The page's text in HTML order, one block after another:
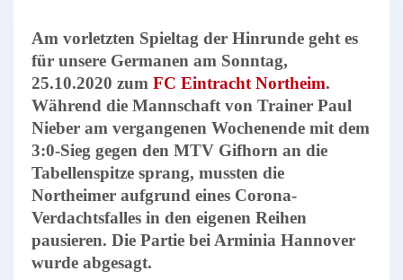
Am vorletzten Spieltag der Hinrunde geht es
für unsere Germanen am Sonntag,
25.10.2020 zum FC Eintracht Northeim.
Während die Mannschaft von Trainer Paul
Nieber am vergangenen Wochenende mit dem
3:0-Sieg gegen den MTV Gifhorn an die
Tabellenspitze sprang, mussten die
Northeimer aufgrund eines Corona-
Verdachtsfalles in den eigenen Reihen
pausieren. Die Partie bei Arminia Hannover
wurde abgesagt.